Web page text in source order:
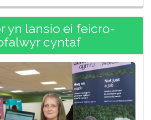
yn lansio ei feicro-
cyntaf